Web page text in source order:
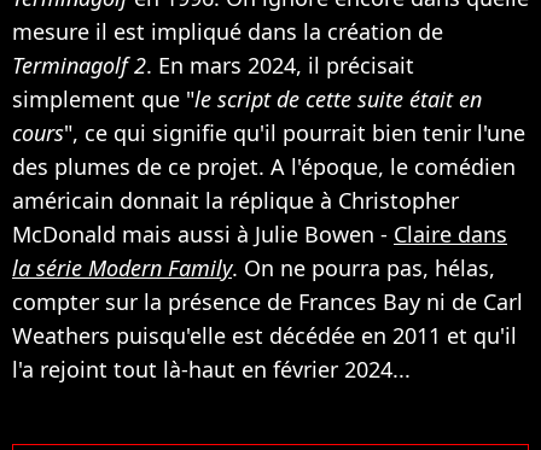
mesure il est impliqué dans la création de
Terminagolf 2. En mars 2024, il précisait
simplement que "le script de cette suite était en
cours", ce qui signifie qu'il pourrait bien tenir l'une
des plumes de ce projet. A l'époque, le comédien
américain donnait la réplique à Christopher
McDonald mais aussi à Julie Bowen - Claire dans
la série Modern Family. On ne pourra pas, hélas,
compter sur la présence de Frances Bay ni de Carl
Weathers puisqu'elle est décédée en 2011 et qu'il
l'a rejoint tout là-haut en février 2024...